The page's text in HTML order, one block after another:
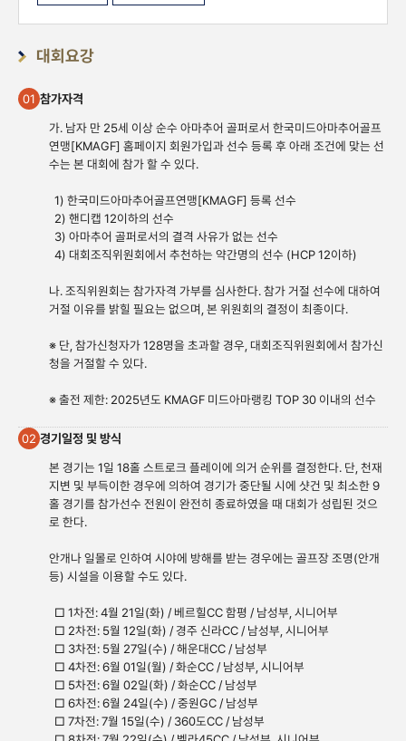
대회요강
01 참가자격
가. 남자 만 25세 이상 순수 아마추어 골퍼로서 한국미드아마추어골프
연맹[KMAGF] 홈페이지 회원가입과 선수 등록 후 아래 조건에 맞는 선
수는 본 대회에 참가 할 수 있다.
1) 한국미드아마추어골프연맹[KMAGF] 등록 선수
2) 핸디캡 12이하의 선수
3) 아마추어 골퍼로서의 결격 사유가 없는 선수
4) 대회조직위원회에서 추천하는 약간명의 선수 (HCP 12이하)
나. 조직위원회는 참가자격 가부를 심사한다. 참가 거절 선수에 대하여
거절 이유를 밝힐 필요는 없으며, 본 위원회의 결정이 최종이다.
※ 단, 참가신청자가 128명을 초과할 경우, 대회조직위원회에서 참가신
청을 거절할 수 있다.
※ 출전 제한: 2025년도 KMAGF 미드아마랭킹 TOP 30 이내의 선수
02 경기일정 및 방식
본 경기는 1일 18홀 스트로크 플레이에 의거 순위를 결정한다. 단, 천재
지변 및 부득이한 경우에 의하여 경기가 중단될 시에 샷건 및 최소한 9
홀 경기를 참가선수 전원이 완전히 종료하였을 때 대회가 성립된 것으
로 한다.
안개나 일몰로 인하여 시야에 방해를 받는 경우에는 골프장 조명(안개
등) 시설을 이용할 수도 있다.
□ 1차전: 4월 21일(화) / 베르힐CC 함평 / 남성부, 시니어부
□ 2차전: 5월 12일(화) / 경주 신라CC / 남성부, 시니어부
□ 3차전: 5월 27일(수) / 해운대CC / 남성부
□ 4차전: 6월 01일(월) / 화순CC / 남성부, 시니어부
□ 5차전: 6월 02일(화) / 화순CC / 남성부
□ 6차전: 6월 24일(수) / 중원GC / 남성부
□ 7차전: 7월 15일(수) / 360도CC / 남성부